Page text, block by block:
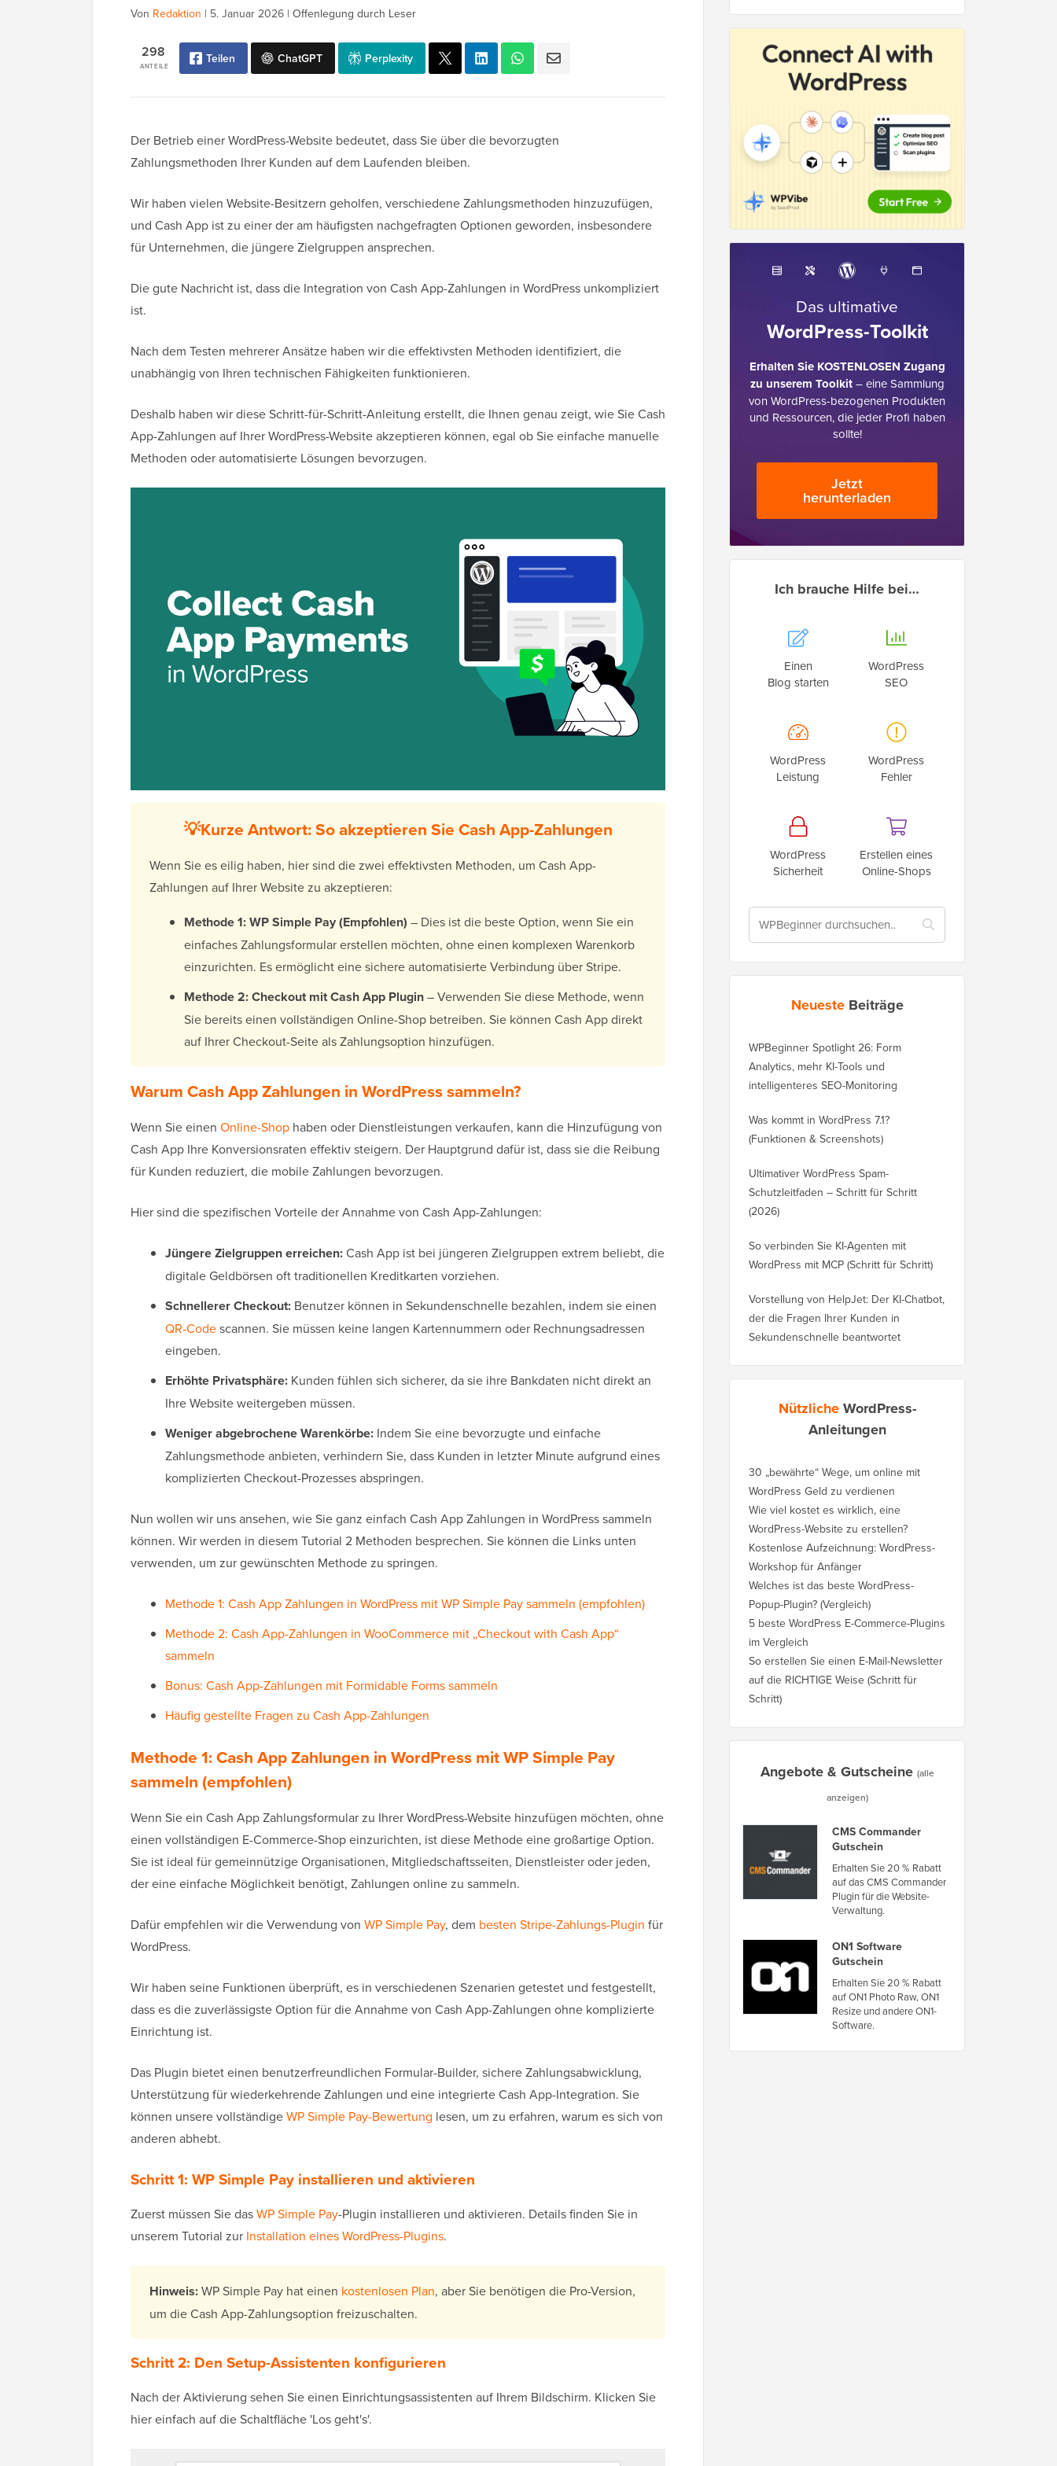
Von Redaktion | 5. Januar 2026 | Offenlegung durch Leser
ANTEILE
298 Teilen ChatGPT Perplexity
Der Betrieb einer WordPress-Website bedeutet, dass Sie über die bevorzugten
Zahlungsmethoden Ihrer Kunden auf dem Laufenden bleiben.
Wir haben vielen Website-Besitzern geholfen, verschiedene Zahlungsmethoden hinzuzufügen,
und Cash App ist zu einer der am häufigsten nachgefragten Optionen geworden, insbesondere
für Unternehmen, die jüngere Zielgruppen ansprechen.
Die gute Nachricht ist, dass die Integration von Cash App-Zahlungen in WordPress unkompliziert
ist.
Nach dem Testen mehrerer Ansätze haben wir die effektivsten Methoden identifiziert, die
unabhängig von Ihren technischen Fähigkeiten funktionieren.
Deshalb haben wir diese Schritt-für-Schritt-Anleitung erstellt, die Ihnen genau zeigt, wie Sie Cash
App-Zahlungen auf Ihrer WordPress-Website akzeptieren können, egal ob Sie einfache manuelle
Methoden oder automatisierte Lösungen bevorzugen.
💡Kurze Antwort: So akzeptieren Sie Cash App-Zahlungen
Wenn Sie es eilig haben, hier sind die zwei effektivsten Methoden, um Cash App-
Zahlungen auf Ihrer Website zu akzeptieren:
Methode 1: WP Simple Pay (Empfohlen) – Dies ist die beste Option, wenn Sie ein
einfaches Zahlungsformular erstellen möchten, ohne einen komplexen Warenkorb
einzurichten. Es ermöglicht eine sichere automatisierte Verbindung über Stripe.
Methode 2: Checkout mit Cash App Plugin– Verwenden Sie diese Methode, wenn
Sie bereits einen vollständigen Online-Shop betreiben. Sie können Cash App direkt
auf Ihrer Checkout-Seite als Zahlungsoption hinzufügen.
Warum Cash App Zahlungen in WordPress sammeln?
Wenn Sie einen Online-Shop haben oder Dienstleistungen verkaufen, kann die Hinzufügung von
Cash App Ihre Konversionsraten effektiv steigern. Der Hauptgrund dafür ist, dass sie die Reibung
für Kunden reduziert, die mobile Zahlungen bevorzugen.
Hier sind die spezifischen Vorteile der Annahme von Cash App-Zahlungen:
Jüngere Zielgruppen erreichen:Cash App ist bei jüngeren Zielgruppen extrem beliebt, die
digitale Geldbörsen oft traditionellen Kreditkarten vorziehen.
Schnellerer Checkout: Benutzer können in Sekundenschnelle bezahlen, indem sie einen
QR-Codescannen. Sie müssen keine langen Kartennummern oder Rechnungsadressen
eingeben.
Erhöhte Privatsphäre: Kunden fühlen sich sicherer, da sie ihre Bankdaten nicht direkt an
Ihre Website weitergeben müssen.
Weniger abgebrochene Warenkörbe: Indem Sie eine bevorzugte und einfache
Zahlungsmethode anbieten, verhindern Sie, dass Kunden in letzter Minute aufgrund eines
komplizierten Checkout-Prozesses abspringen.
Nun wollen wir uns ansehen, wie Sie ganz einfach Cash App Zahlungen in WordPress sammeln
können. Wir werden in diesem Tutorial 2 Methoden besprechen. Sie können die Links unten
verwenden, um zur gewünschten Methode zu springen.
Methode 1: Cash App Zahlungen in WordPress mit WP Simple Pay sammeln (empfohlen)
Methode 2: Cash App-Zahlungen in WooCommerce mit „Checkout with Cash App“
sammeln
Bonus: Cash App-Zahlungen mit Formidable Forms sammeln
Häufig gestellte Fragen zu Cash App-Zahlungen
Methode 1: Cash App Zahlungen in WordPress mit WP Simple Pay
sammeln (empfohlen)
Wenn Sie ein Cash App Zahlungsformular zu Ihrer WordPress-Website hinzufügen möchten, ohne
einen vollständigen E-Commerce-Shop einzurichten, ist diese Methode eine großartige Option.
Sie ist ideal für gemeinnützige Organisationen, Mitgliedschaftsseiten, Dienstleister oder jeden,
der eine einfache Möglichkeit benötigt, Zahlungen online zu sammeln.
Dafür empfehlen wir die Verwendung von WP Simple Pay, dem besten Stripe-Zahlungs-Plugin für
WordPress.
Wir haben seine Funktionen überprüft, es in verschiedenen Szenarien getestet und festgestellt,
dass es die zuverlässigste Option für die Annahme von Cash App-Zahlungen ohne komplizierte
Einrichtung ist.
Das Plugin bietet einen benutzerfreundlichen Formular-Builder, sichere Zahlungsabwicklung,
Unterstützung für wiederkehrende Zahlungen und eine integrierte Cash App-Integration. Sie
können unsere vollständigeWP Simple Pay-Bewertung lesen, um zu erfahren, warum es sich von
anderen abhebt.
Schritt 1: WP Simple Pay installieren und aktivieren
Zuerst müssen Sie dasWP Simple Pay-Plugin installieren und aktivieren. Details finden Sie in
unserem Tutorial zur Installation eines WordPress-Plugins.
Hinweis:WP Simple Pay hat einen kostenlosen Plan, aber Sie benötigen die Pro-Version,
um die Cash App-Zahlungsoption freizuschalten.
Schritt 2: Den Setup-Assistenten konfigurieren
Nach der Aktivierung sehen Sie einen Einrichtungsassistenten auf Ihrem Bildschirm. Klicken Sie
hier einfach auf die Schaltfläche 'Los geht's'.
Das ultimative
WordPress-Toolkit
Erhalten Sie KOSTENLOSEN Zugang
zu unserem Toolkit– eine Sammlung
von WordPress-bezogenen Produkten
und Ressourcen, die jeder Profi haben
sollte!
Jetzt
herunterladen
Ich brauche Hilfe bei…
Einen
Blog starten
WordPress
SEO
WordPress
Leistung
WordPress
Fehler
WordPress
Sicherheit
Erstellen eines
Online-Shops
Neueste Beiträge
WPBeginner Spotlight 26: Form
Analytics, mehr KI-Tools und
intelligenteres SEO-Monitoring
Was kommt in WordPress 7.1?
(Funktionen & Screenshots)
Ultimativer WordPress Spam-
Schutzleitfaden – Schritt für Schritt
(2026)
So verbinden Sie KI-Agenten mit
WordPress mit MCP (Schritt für Schritt)
Vorstellung von HelpJet: Der KI-Chatbot,
der die Fragen Ihrer Kunden in
Sekundenschnelle beantwortet
NützlicheWordPress-
Anleitungen
30 „bewährte“ Wege, um online mit
WordPress Geld zu verdienen
Wie viel kostet es wirklich, eine
WordPress-Website zu erstellen?
Kostenlose Aufzeichnung: WordPress-
Workshop für Anfänger
Welches ist das beste WordPress-
Popup-Plugin? (Vergleich)
5 beste WordPress E-Commerce-Plugins
im Vergleich
So erstellen Sie einen E-Mail-Newsletter
auf die RICHTIGE Weise (Schritt für
Schritt)
Angebote & Gutscheine (alle
anzeigen)
CMS Commander
Gutschein
Erhalten Sie 20 % Rabatt
auf das CMS Commander
Plugin für die Website-
Verwaltung.
ON1 Software
Gutschein
Erhalten Sie 20 % Rabatt
auf ON1 Photo Raw, ON1
Resize und andere ON1-
Software.